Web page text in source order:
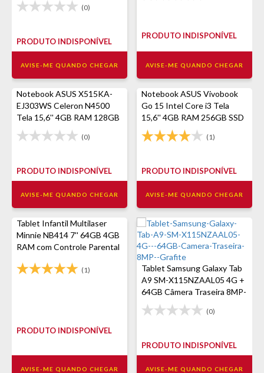
(0)
PRODUTO INDISPONÍVEL
AVISE-ME QUANDO CHEGAR
PRODUTO INDISPONÍVEL
AVISE-ME QUANDO CHEGAR
Notebook ASUS X515KA-
EJ303WS Celeron N4500
Tela 15,6'' 4GB RAM 128GB
SSD Windows 11 Home -
Cinza
(0)
PRODUTO INDISPONÍVEL
AVISE-ME QUANDO CHEGAR
Notebook ASUS Vivobook
Go 15 Intel Core i3 Tela
15,6'' 4GB RAM 256GB SSD
Windows 11 Home
E1504GA-NJ441W - Prata
(1)
PRODUTO INDISPONÍVEL
AVISE-ME QUANDO CHEGAR
Tablet Infantil Multilaser
Minnie NB414 7'' 64GB 4GB
RAM com Controle Parental
(1)
PRODUTO INDISPONÍVEL
AVISE-ME QUANDO CHEGAR
Tablet Samsung Galaxy Tab
A9 SM-X115NZAAL05 4G +
64GB Câmera Traseira 8MP-
Grafite
(0)
PRODUTO INDISPONÍVEL
AVISE-ME QUANDO CHEGAR